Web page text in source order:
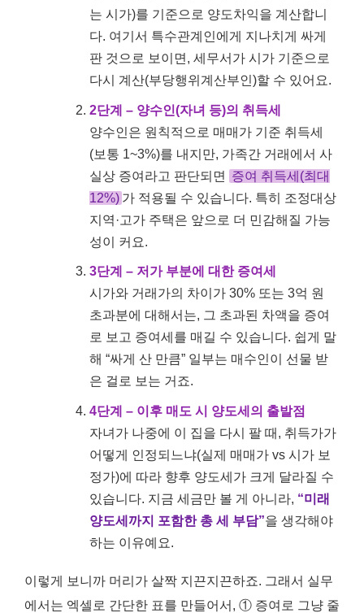
는 시가)를 기준으로 양도차익을 계산합니
다. 여기서 특수관계인에게 지나치게 싸게
판 것으로 보이면, 세무서가 시가 기준으로
다시 계산(부당행위계산부인)할 수 있어요.
2단계 – 양수인(자녀 등)의 취득세
양수인은 원칙적으로 매매가 기준 취득세
(보통 1~3%)를 내지만, 가족간 거래에서 사
실상 증여라고 판단되면
증여 취득세(최대
12%) 가 적용될 수 있습니다. 특히 조정대상
지역·고가 주택은 앞으로 더 민감해질 가능
성이 커요.
3단계 – 저가 부분에 대한 증여세
시가와 거래가의 차이가 30% 또는 3억 원
초과분에 대해서는, 그 초과된 차액을 증여
로 보고 증여세를 매길 수 있습니다. 쉽게 말
해 “싸게 산 만큼” 일부는 매수인이 선물 받
은 걸로 보는 거죠.
4단계 – 이후 매도 시 양도세의 출발점
자녀가 나중에 이 집을 다시 팔 때, 취득가가
어떻게 인정되느냐(실제 매매가 vs 시가 보
정가)에 따라 향후 양도세가 크게 달라질 수
있습니다. 지금 세금만 볼 게 아니라, “미래
양도세까지 포함한 총 세 부담”을 생각해야
하는 이유예요.
이렇게 보니까 머리가 살짝 지끈지끈하죠. 그래서 실무
에서는 엑셀로 간단한 표를 만들어서, ① 증여로 그냥 줄